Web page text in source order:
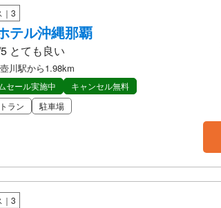
｜3
テル沖縄那覇
とても良い
川駅から1.98km
セール実施中
キャンセル無料
ラン 駐車場
｜3